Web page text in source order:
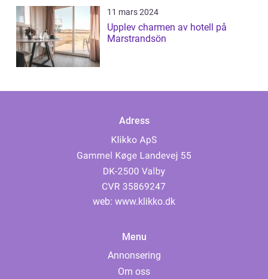
11 mars 2024
Upplev charmen av hotell på
Marstrandsön
Adress
web: www.klikko.dk
Menu
Annonsering
Om oss